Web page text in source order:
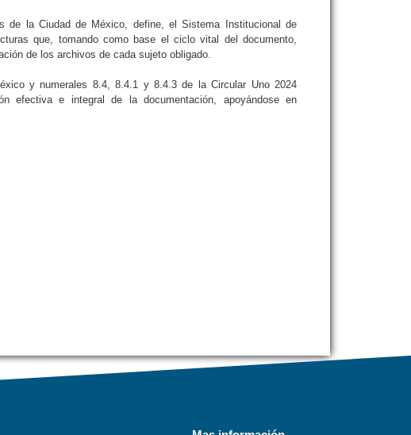
de la Ciudad de México, define, el Sistema Institucional de
que, tomando como base el ciclo vital del documento,
de los archivos de cada sujeto obligado.
y numerales 8.4, 8.4.1 y 8.4.3 de la Circular Uno 2024
efectiva e integral de la documentación, apoyándose en